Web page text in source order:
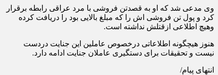
وی مدعی شد که او به قصدتن فروشی با مرد عراقی رابطه برقرار
کرد و پول تن فروشی اش را که مبلغ بالایی بود را دریافت کرده
وهیچ اطلاعی ازقتلش نداشته است.
هنوز هیچگونه اطلاعاتی درخصوص عاملین این جنایت دردست
نیست و تحقیقات برای دستگیری عاملان جنایت ادامه دارد.
انتهای پیام/